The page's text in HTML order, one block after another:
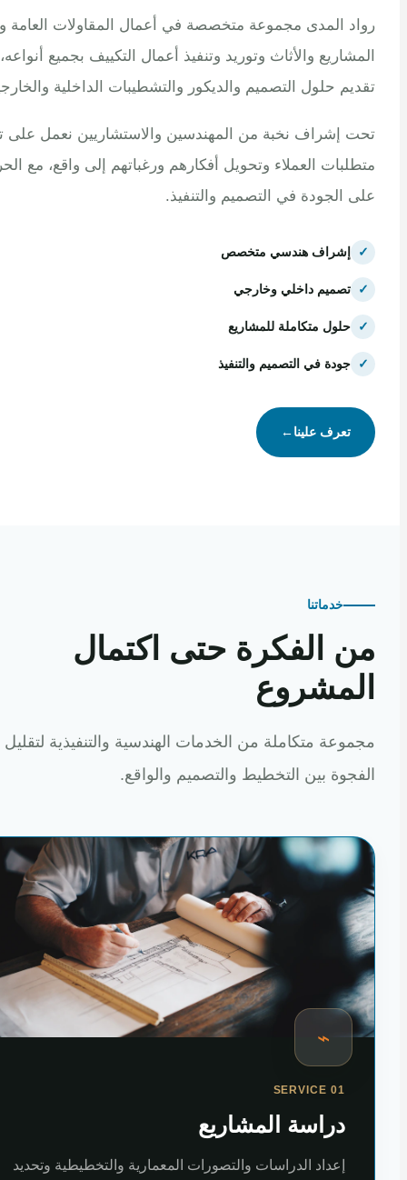
المدى مجموعة متخصصة في أعمال المقاولات العامة وتنفيذ
والأثاث وتوريد وتنفيذ أعمال التكييف بجميع أنواعه، مع
حلول التصميم والديكور والتشطيبات الداخلية والخارجية.
إشراف نخبة من المهندسين والاستشاريين نعمل على تلبية
العملاء وتحويل أفكارهم ورغباتهم إلى واقع، مع الحرص
في التصميم والتنفيذ.
إشراف هندسي متخصص
تصميم داخلي وخارجي
حلول متكاملة للمشاريع
جودة في التصميم والتنفيذ
تعرف علينا←
خدماتنا
الفكرة حتى اكتمال
متكاملة من الخدمات الهندسية والتنفيذية لتقليل
بين التخطيط والتصميم والواقع.
⌁
SERVICE 01
دراسة المشاريع
إعداد الدراسات والتصورات المعمارية والتخطيطية وتحديد